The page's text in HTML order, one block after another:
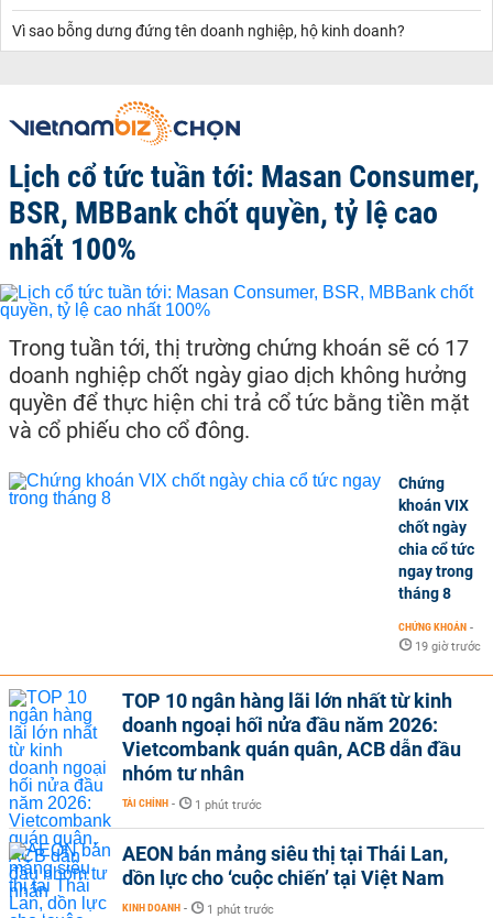
Vì sao bỗng dưng đứng tên doanh nghiệp, hộ kinh doanh?
Lịch cổ tức tuần tới: Masan Consumer,
BSR, MBBank chốt quyền, tỷ lệ cao
nhất 100%
Trong tuần tới, thị trường chứng khoán sẽ có 17
doanh nghiệp chốt ngày giao dịch không hưởng
quyền để thực hiện chi trả cổ tức bằng tiền mặt
và cổ phiếu cho cổ đông.
Chứng
khoán VIX
chốt ngày
chia cổ tức
ngay trong
tháng 8
CHỨNG KHOÁN -
19 giờ trước
TOP 10 ngân hàng lãi lớn nhất từ kinh
doanh ngoại hối nửa đầu năm 2026:
Vietcombank quán quân, ACB dẫn đầu
nhóm tư nhân
TÀI CHÍNH - 1 phút trước
AEON bán mảng siêu thị tại Thái Lan,
dồn lực cho ‘cuộc chiến’ tại Việt Nam
KINH DOANH - 1 phút trước